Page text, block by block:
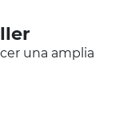
una amplia